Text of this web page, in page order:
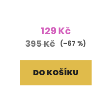
129 Kč
395 Kč (–67 %)
DO KOŠÍKU